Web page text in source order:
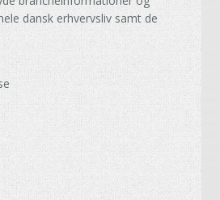
dansk erhvervsliv samt de